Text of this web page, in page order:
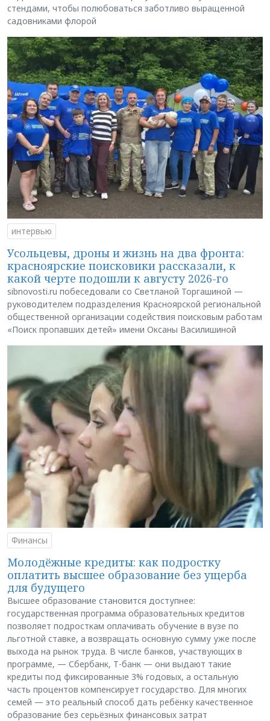
стендами, чтобы полюбоваться заботливо выращенной
садовниками флорой
интервью
Усольцевы, дроны и жизнь на два фронта:
красноярские поисковики рассказали, к
какой черте подошли к августу 2026-го
sibnovosti.ru побеседовали со Светланой Торгашиной —
руководителем подразделения Красноярской региональной
общественной организации содействия поисковым работам
«Поиск пропавших детей» имени Оксаны Василишиной
Финансы
Молодёжные кредиты: как подростку
оплатить высшее образование без ущерба
для будущего
Высшее образование становится доступнее:
государственная программа образовательных кредитов
позволяет подросткам оплачивать обучение в вузе по
льготной ставке, а возвращать основную сумму уже после
выхода на рынок труда. В числе банков, участвующих в
программе, — Сбербанк, Т-банк — они выдают такие
кредиты под фиксированные 3% годовых, а остальную
часть процентов компенсирует государство. Для многих
семей — это реальный способ дать ребёнку качественное
образование без серьёзных финансовых затрат